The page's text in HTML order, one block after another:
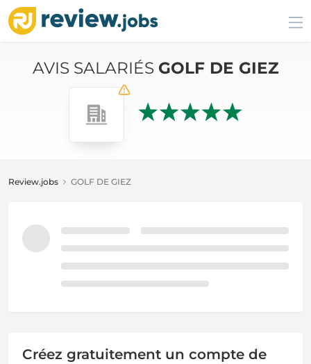
AVIS SALARIÉS GOLF DE GIEZ
Review.jobs GOLF DE GIEZ
Créez gratuitement un compte de